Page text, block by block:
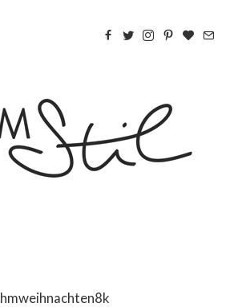
hmweihnachten8k